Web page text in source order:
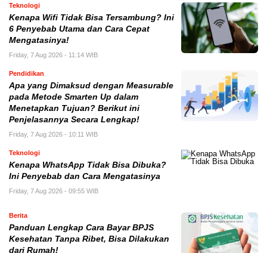
Teknologi
Kenapa Wifi Tidak Bisa Tersambung? Ini
6 Penyebab Utama dan Cara Cepat
Mengatasinya!
Friday, 7 Aug 2026 - 11:14 WIB
Pendidikan
Apa yang Dimaksud dengan Measurable
pada Metode Smarten Up dalam
Menetapkan Tujuan? Berikut ini
Penjelasannya Secara Lengkap!
Friday, 7 Aug 2026 - 10:11 WIB
Teknologi
Kenapa WhatsApp Tidak Bisa Dibuka?
Ini Penyebab dan Cara Mengatasinya
Friday, 7 Aug 2026 - 09:55 WIB
Berita
Panduan Lengkap Cara Bayar BPJS
Kesehatan Tanpa Ribet, Bisa Dilakukan
dari Rumah!